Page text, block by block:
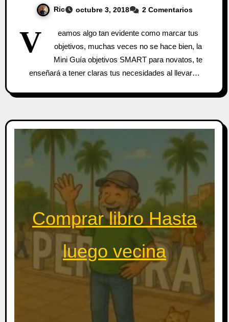
Ric octubre 3, 2018 2 Comentarios
V
eamos algo tan evidente como marcar tus
objetivos, muchas veces no se hace bien, la
Mini Guía objetivos SMART para novatos, te
enseñará a tener claras tus necesidades al llevar…
Comprar libro Hasta
luego vecina